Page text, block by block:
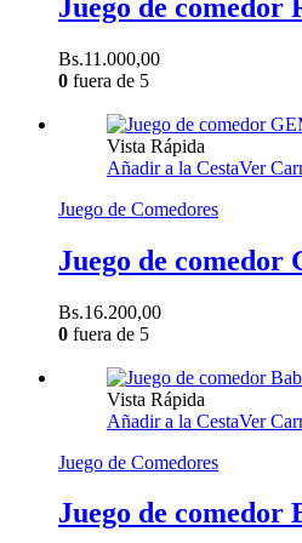
Juego de comedor
Bs.11.000,00
0 fuera de 5
Vista Rápida
Añadir a la CestaVer
Juego de Comedores
Juego de comedor
Bs.16.200,00
0 fuera de 5
Vista Rápida
Añadir a la CestaVer
Juego de Comedores
Juego de comedor